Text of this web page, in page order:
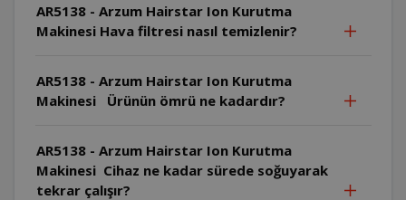
AR5138 - Arzum Hairstar Ion Kurutma
Makinesi Hava filtresi nasıl temizlenir?
AR5138 - Arzum Hairstar Ion Kurutma
Makinesi Ürünün ömrü ne kadardır?
AR5138 - Arzum Hairstar Ion Kurutma
Makinesi Cihaz ne kadar sürede soğuyarak
tekrar çalışır?